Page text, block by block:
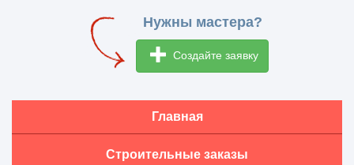
Нужны мастера?
Создайте заявку
Главная
Строительные заказы